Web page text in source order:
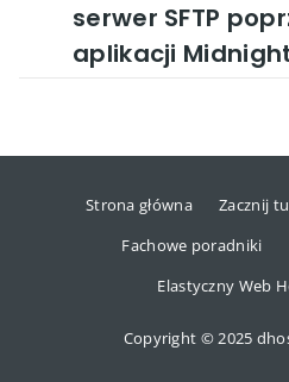
serwer SFTP
aplikacji
Strona główna Zacznij
Fachowe poradniki
Elastyczny Web
Copyright © 2025